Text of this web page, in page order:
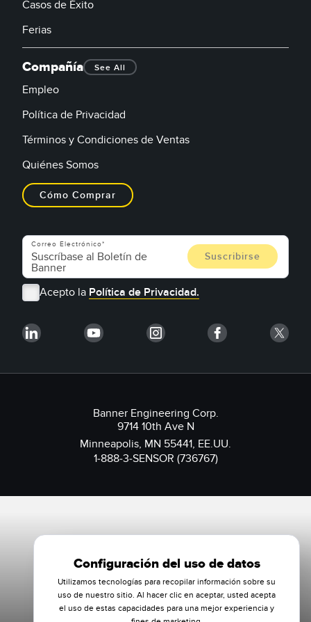
Casos de Éxito
Ferias
Compañía See All
Empleo
Política de Privacidad
Términos y Condiciones de Ventas
Quiénes Somos
Cómo Comprar
Correo Electrónico
Acepto la Política de Privacidad.
Banner Engineering Corp.
9714 10th Ave N
Minneapolis, MN 55441, EE.UU.
1-888-3-SENSOR (736767)
Configuración del uso de datos
Utilizamos tecnologías para recopilar información sobre su
uso de nuestro sitio. Al hacer clic en aceptar, usted acepta
el uso de estas capacidades para una mejor experiencia y